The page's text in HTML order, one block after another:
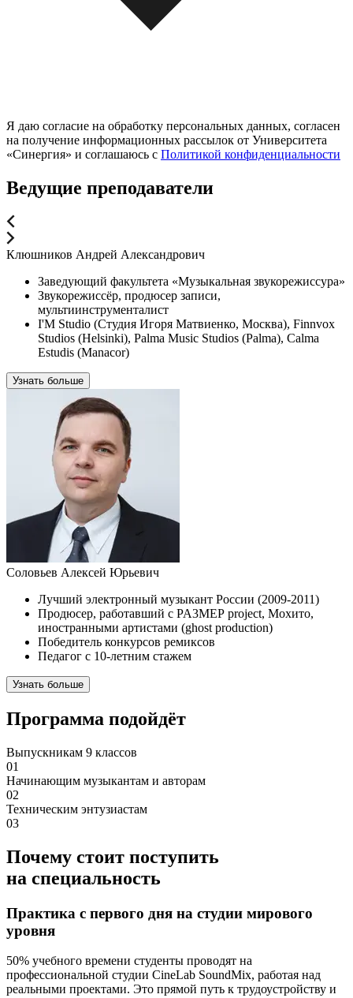
Я даю согласие на обработку персональных данных, согласен
на получение информационных рассылок от Университета
«Синергия» и соглашаюсь c Политикой конфиденциальности
Ведущие преподаватели
Клюшников Андрей Александрович
Заведующий факультета «Музыкальная звукорежиссура»
Звукорежиссёр, продюсер записи,
мультиинструменталист
I'M Studio (Студия Игоря Матвиенко, Москва), Finnvox
Studios (Helsinki), Palma Music Studios (Palma), Calma
Estudis (Manacor)
Узнать больше
Соловьев Алексей Юрьевич
Лучший электронный музыкант России (2009-2011)
Продюсер, работавший с PA3MЕР project, Мохито,
иностранными артистами (ghost production)
Победитель конкурсов ремиксов
Педагог с 10-летним стажем
Узнать больше
Программа подойдёт
Выпускникам 9 классов
01
Начинающим музыкантам и авторам
02
Техническим энтузиастам
03
Почему стоит поступить
на специальность
Практика с первого дня на студии мирового
уровня
50% учебного времени студенты проводят на
профессиональной студии CineLab SoundMix, работая над
реальными проектами. Это прямой путь к трудоустройству и